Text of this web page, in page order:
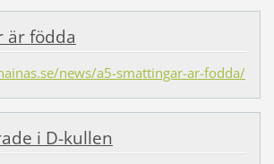
är födda
news/a5-smattingar-ar-fodda/
i D-kullen